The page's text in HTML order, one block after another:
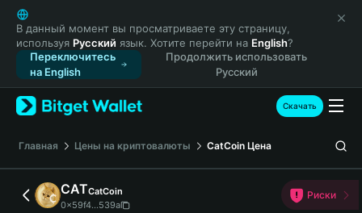
English
日本語
Tiếng Việt
Русский
Español (Latinoamérica)
Türkçe
Français
Deutsch
简体中文
繁體中文
В данный момент вы просматриваете эту страницу,
используя Русский язык. Хотите перейти на English?
Переключитесь
на English
Продолжить использовать
Русский
Скачать
Главная Цены на криптовалюты CatCoin Цена
CATCatCoin
0x59f4...539a
Риски